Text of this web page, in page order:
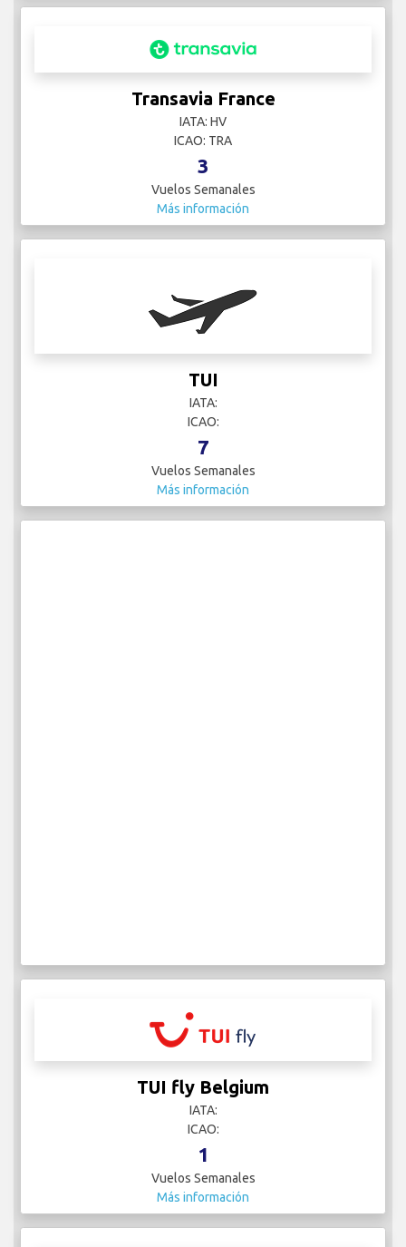
Transavia France
IATA: HV
ICAO: TRA
3
Vuelos Semanales
Más información
TUI
IATA:
ICAO:
7
Vuelos Semanales
Más información
TUI fly Belgium
IATA:
ICAO:
1
Vuelos Semanales
Más información